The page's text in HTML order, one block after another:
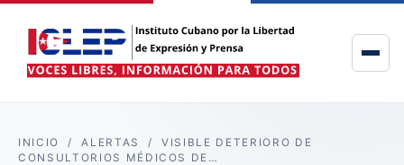
INICIO /ALERTAS /VISIBLE DETERIORO DE
CONSULTORIOS MÉDICOS DE…